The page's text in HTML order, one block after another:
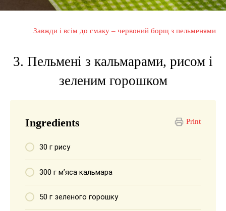
Завжди і всім до смаку – червоний борщ з пельменями
3. Пельмені з кальмарами, рисом і
зеленим горошком
Print
Ingredients
30 г рису
300 г м’яса кальмара
50 г зеленого горошку